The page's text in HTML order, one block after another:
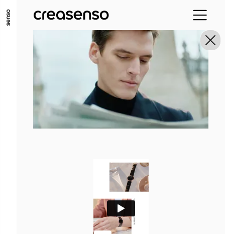
ALLER AU CONTENU PRINCIPAL
ALLER AU MENU PRINCIPAL
ALLER EN BAS DE PAGE